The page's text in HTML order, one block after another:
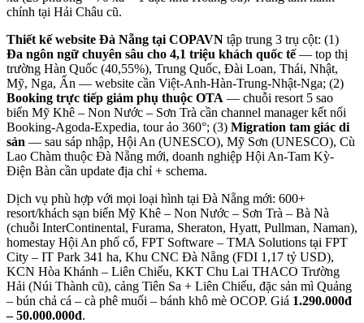
chính tại Hải Châu cũ.
Thiết kế website Đà Nẵng tại COPAVN tập trung 3 trụ cột: (1)
Đa ngôn ngữ chuyên sâu cho 4,1 triệu khách quốc tế— top thị
trường Hàn Quốc (40,55%), Trung Quốc, Đài Loan, Thái, Nhật,
Mỹ, Nga, Ấn — website cần Việt-Anh-Hàn-Trung-Nhật-Nga; (2)
Booking trực tiếp giảm phụ thuộc OTA — chuỗi resort 5 sao
biển Mỹ Khê – Non Nước – Sơn Trà cần channel manager kết nối
Booking-Agoda-Expedia, tour ảo 360°; (3) Migration tam giác di
sản — sau sáp nhập, Hội An (UNESCO), Mỹ Sơn (UNESCO), Cù
Lao Chàm thuộc Đà Nẵng mới, doanh nghiệp Hội An-Tam Kỳ-
Điện Bàn cần update địa chỉ + schema.
Dịch vụ phù hợp với mọi loại hình tại Đà Nẵng mới: 600+
resort/khách sạn biển Mỹ Khê – Non Nước – Sơn Trà – Bà Nà
(chuỗi InterContinental, Furama, Sheraton, Hyatt, Pullman, Naman),
homestay Hội An phố cổ, FPT Software – TMA Solutions tại FPT
City – IT Park 341 ha, Khu CNC Đà Nẵng (FDI 1,17 tỷ USD),
KCN Hòa Khánh – Liên Chiểu, KKT Chu Lai THACO Trường
Hải (Núi Thành cũ), cảng Tiên Sa + Liên Chiểu, đặc sản mì Quảng
– bún chả cá – cà phê muối – bánh khô mè OCOP. Giá 1.290.000đ
– 50.000.000đ.